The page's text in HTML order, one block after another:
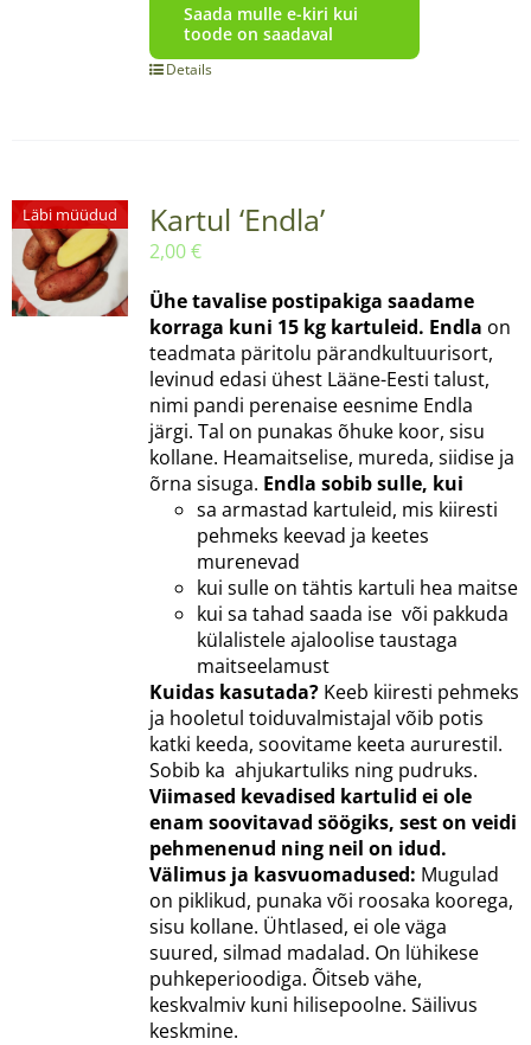
Saada mulle e-kiri kui
toode on saadaval
Details
Läbi müüdud Kartul ‘Endla’
2,00€
Ühe tavalise postipakiga saadame
korraga kuni 15 kg kartuleid. Endla on
teadmata päritolu pärandkultuurisort,
levinud edasi ühest Lääne-Eesti talust,
nimi pandi perenaise eesnime Endla
järgi. Tal on punakas õhuke koor, sisu
kollane. Heamaitselise, mureda, siidise ja
õrna sisuga. Endla sobib sulle, kui
sa armastad kartuleid, mis kiiresti
pehmeks keevad ja keetes
murenevad
kui sulle on tähtis kartuli hea maitse
kui sa tahad saada ise või pakkuda
külalistele ajaloolise taustaga
maitseelamust
Kuidas kasutada?Keeb kiiresti pehmeks
ja hooletul toiduvalmistajal võib potis
katki keeda, soovitame keeta aururestil.
Sobib ka ahjukartuliks ning pudruks.
Viimased kevadised kartulid ei ole
enam soovitavad söögiks, sest on veidi
pehmenenud ning neil on idud.
Välimus ja kasvuomadused: Mugulad
on piklikud, punaka või roosaka koorega,
sisu kollane. Ühtlased, ei ole väga
suured, silmad madalad. On lühikese
puhkeperioodiga. Õitseb vähe,
keskvalmiv kuni hilisepoolne. Säilivus
keskmine.